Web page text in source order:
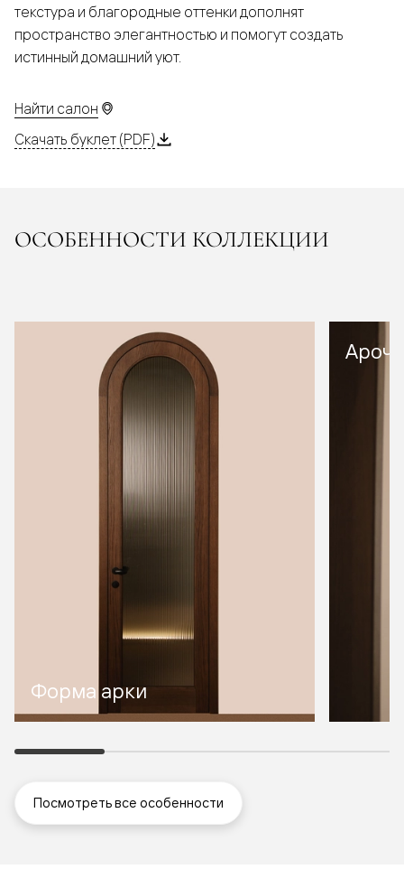
текстура и благородные оттенки дополнят
пространство элегантностью и помогут создать
истинный домашний уют.
Найти салон
Скачать буклет (PDF)
ОСОБЕННОСТИ КОЛЛЕКЦИИ
Форма арки
Посмотреть все особенности